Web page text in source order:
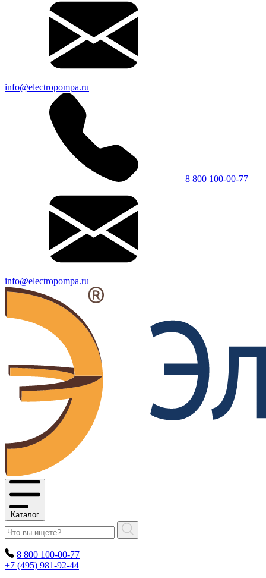
info@electropompa.ru
8 800 100-00-77
info@electropompa.ru
Каталог
8 800 100-00-77
+7 (495) 981-92-44